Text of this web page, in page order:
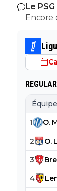
l'équipe
mieux.
Le
Encore
Équipe
1 O.
2 O.
3
4